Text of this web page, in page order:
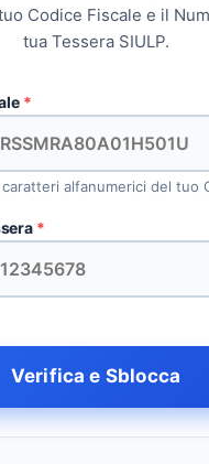
Codice Fiscale e il
tua Tessera SIULP.
*
caratteri alfanumerici del tuo
*
Verifica e Sblocca